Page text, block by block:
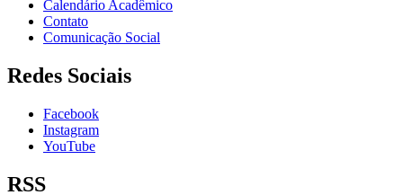
Calendário Acadêmico
Contato
Comunicação Social
Redes Sociais
Facebook
Instagram
YouTube
RSS